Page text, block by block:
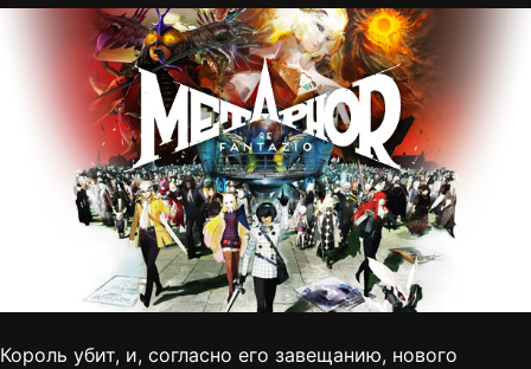
Король убит, и, согласно его завещанию, нового